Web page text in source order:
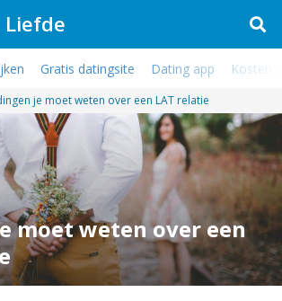
Liefde
Gratis datingsite Dating app Kosten
je moet weten over een LAT relatie
moet weten over een